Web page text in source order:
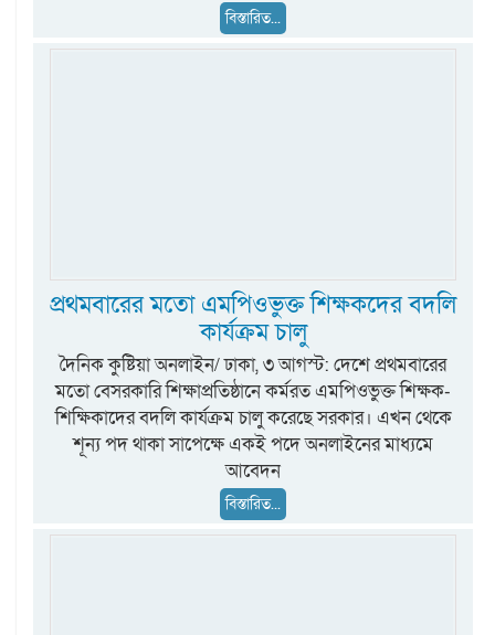
বিস্তারিত...
প্রথমবারের মতো এমপিওভুক্ত শিক্ষকদের বদলি
কার্যক্রম চালু
দৈনিক কুষ্টিয়া অনলাইন/ ঢাকা, ৩ আগস্ট: দেশে প্রথমবারের
মতো বেসরকারি শিক্ষাপ্রতিষ্ঠানে কর্মরত এমপিওভুক্ত শিক্ষক-
শিক্ষিকাদের বদলি কার্যক্রম চালু করেছে সরকার। এখন থেকে
শূন্য পদ থাকা সাপেক্ষে একই পদে অনলাইনের মাধ্যমে
আবেদন
বিস্তারিত...